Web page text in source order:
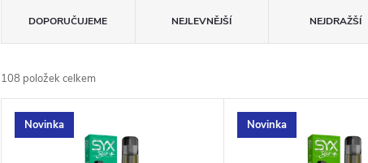
a
z
e
DOPORUČUJEME NEJLEVNĚJŠÍ NEJDRAŽŠÍ
108 položek celkem
VNovinka Novinka